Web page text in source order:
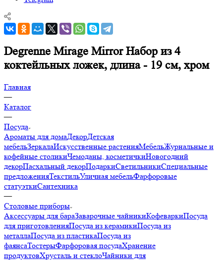
Degrenne Mirage Mirror Набор из 4
коктейльных ложек, длина - 19 см, хром
Главная
—
Каталог
—
Посуда
Ароматы для домаДекорДетская
мебельЗеркалаИскусственные растенияМебельЖурнальные и
кофейные столикиЧемоданы, косметичкиНовогодний
декорПасхальный декорПодаркиСветильникиСпециальные
предложенияТекстильУличная мебельФарфоровые
статуэткиСантехника
—
Столовые приборы
Аксессуары для бараЗаварочные чайникиКофеваркиПосуда
для приготовленияПосуда из керамикиПосуда из
металлаПосуда из пластикаПосуда из
фаянсаТостерыФарфоровая посудаХранение
продуктовХрусталь и стеклоЧайники для